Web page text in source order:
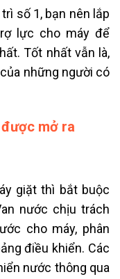
số 1, bạn nên lắp
lực cho máy để
Tốt nhất vẫn là,
những người có
mở ra
giặt thì bắt buộc
nước chịu trách
cho máy, phân
điều khiển. Các
nước thông qua